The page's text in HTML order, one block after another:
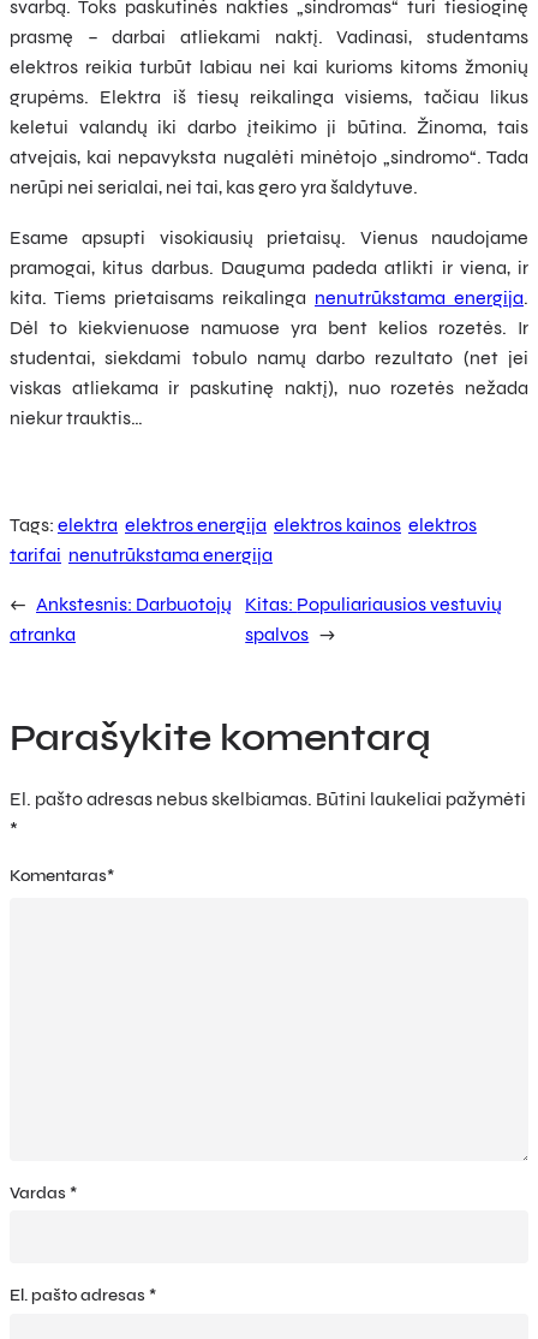
svarbą. Toks paskutinės nakties „sindromas“ turi tiesioginę
prasmę – darbai atliekami naktį. Vadinasi, studentams
elektros reikia turbūt labiau nei kai kurioms kitoms žmonių
grupėms. Elektra iš tiesų reikalinga visiems, tačiau likus
keletui valandų iki darbo įteikimo ji būtina. Žinoma, tais
atvejais, kai nepavyksta nugalėti minėtojo „sindromo“. Tada
nerūpi nei serialai, nei tai, kas gero yra šaldytuve.
Esame apsupti visokiausių prietaisų. Vienus naudojame
pramogai, kitus darbus. Dauguma padeda atlikti ir viena, ir
kita. Tiems prietaisams reikalinga nenutrūkstama energija.
Dėl to kiekvienuose namuose yra bent kelios rozetės. Ir
studentai, siekdami tobulo namų darbo rezultato (net jei
viskas atliekama ir paskutinę naktį), nuo rozetės nežada
niekur trauktis…
Tags: elektra elektros energija elektros kainos elektros
tarifai nenutrūkstama energija
← Ankstesnis: Darbuotojų
atranka
Kitas: Populiariausios vestuvių
spalvos →
Parašykite komentarą
El. pašto adresas nebus skelbiamas. Būtini laukeliai pažymėti
*
Komentaras*
Vardas *
El. pašto adresas *